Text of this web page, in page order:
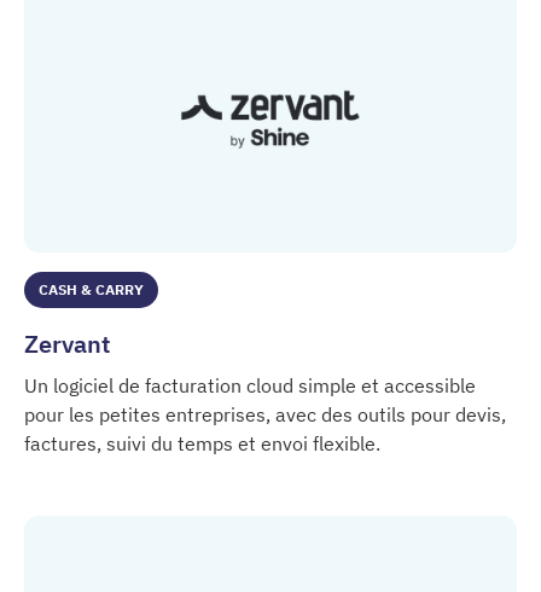
CASH & CARRY
Zervant
Un logiciel de facturation cloud simple et accessible
pour les petites entreprises, avec des outils pour devis,
factures, suivi du temps et envoi flexible.